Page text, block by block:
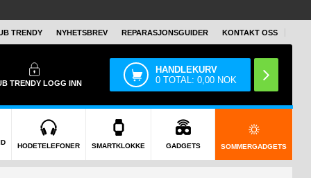
TRENDY NYHETSBREV REPARASJONSGUIDER KONTAKT OSS
TRENDYLOGG INN
HANDLEKURV
0 TOTAL:0,00 NOK
HODETELEFONER SMARTKLOKKE GADGETS SOMMERGADGETS